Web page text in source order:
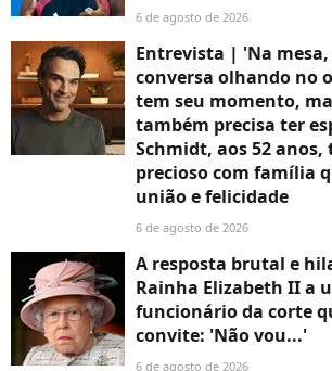
6 de agosto de 2026
Entrevista | 'Na
conversa olhando no
tem seu momento,
também precisa ter
Schmidt, aos 52
precioso com família
união e felicidade
6 de agosto de 2026
A resposta brutal e
Rainha Elizabeth II a
funcionário da corte
convite: 'Não vou...'
6 de agosto de 2026